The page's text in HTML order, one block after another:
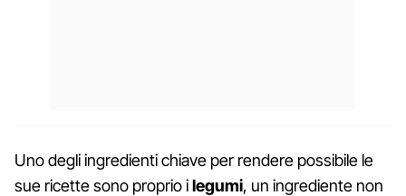
Uno degli ingredienti chiave per rendere possibile le
sue ricette sono proprio ilegumi, un ingrediente non